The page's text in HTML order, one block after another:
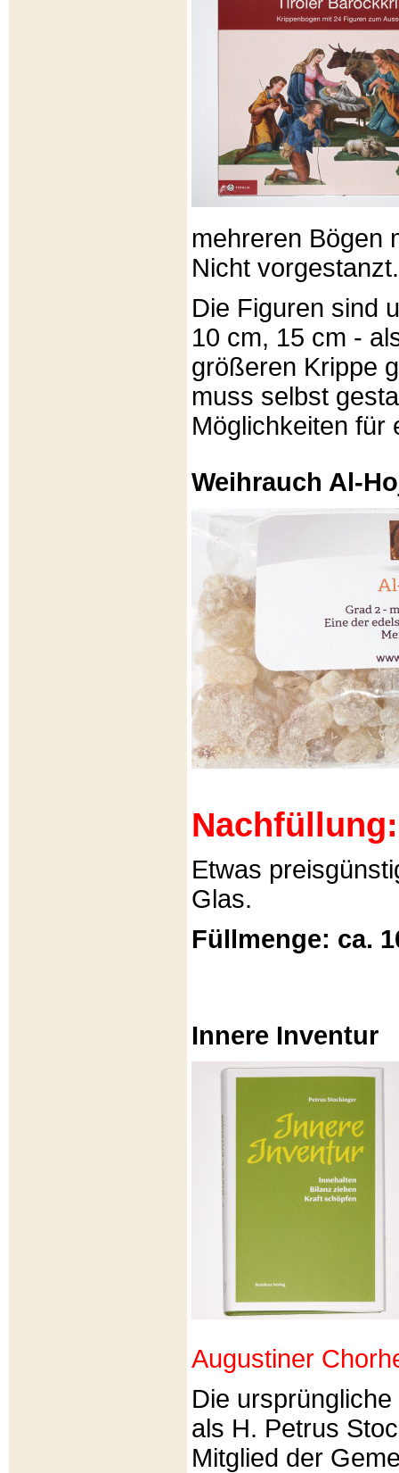
mehreren Bögen
Nicht vorgestanzt.
Die Figuren sind
10 cm, 15 cm -
größeren Krippe
muss selbst
Möglichkeiten für
Weihrauch Al-
Etwas
Glas.
Füllmenge: ca.
Innere Inventur
Augustiner
Die
als H. Petrus
Mitglied der